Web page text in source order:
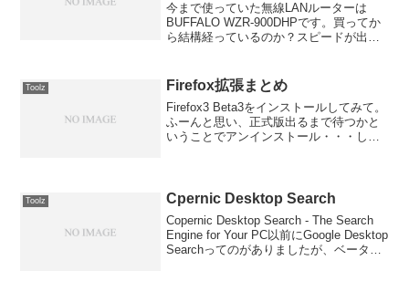
今まで使っていた無線LANルーターは
BUFFALO WZR-900DHPです。買ってか
ら結構経っているのか？スピードが出な
聞いたときに「経年劣化する」とも(ほん
とかよ？...
Toolz Firefox拡張まとめ
Firefox3 Beta3をインストールしてみて。
ふーんと思い、正式版出るまで待つかと
いうことでアンインストール・・・した
Toolz Cpernic Desktop Search
Copernic Desktop Search - The Search
Engine for Your PC以前にGoogle Desktop
Searchってのがありましたが、ベータ版